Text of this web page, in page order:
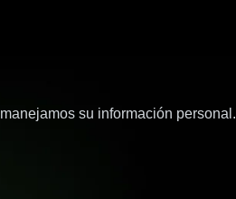
su información personal.